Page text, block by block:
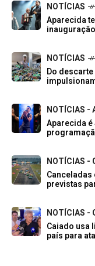
NOTÍCIAS
Aparecida
NOTÍCIAS
Do
NOTÍCIAS -
Aparecida
NOTÍCIAS -
Canceladas
previstas
NOTÍCIAS -
Caiado usa
país para